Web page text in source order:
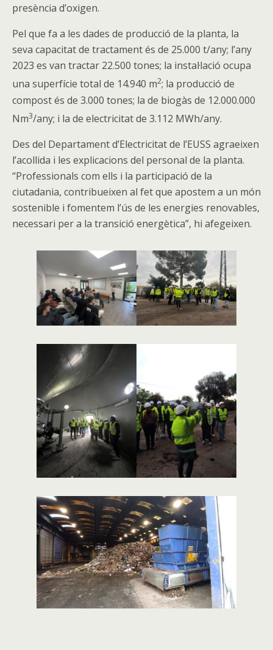
presència d’oxigen.
Pel que fa a les dades de producció de la planta, la
seva capacitat de tractament és de 25.000 t/any; l’any
2023 es van tractar 22.500 tones; la instal·lació ocupa
una superfície total de 14.940 m2; la producció de
compost és de 3.000 tones; la de biogàs de 12.000.000
Nm3/any; i la de electricitat de 3.112 MWh/any.
Des del Departament d’Electricitat de l’EUSS agraeixen
l’acollida i les explicacions del personal de la planta.
“Professionals com ells i la participació de la
ciutadania, contribueixen al fet que apostem a un món
sostenible i fomentem l’ús de les energies renovables,
necessari per a la transició energètica”, hi afegeixen.